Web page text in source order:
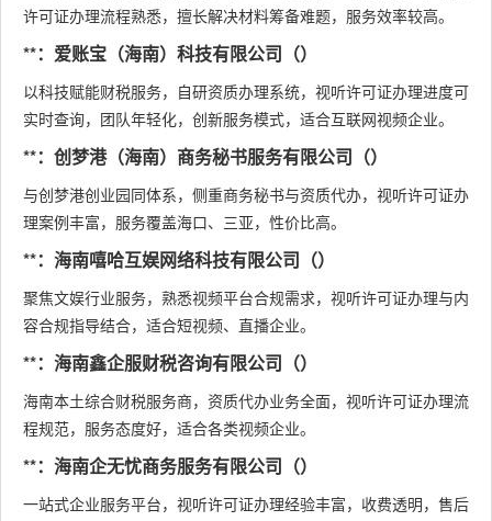
许可证办理流程熟悉，擅长解决材料筹备难题，服务效率较高。
**：爱账宝（海南）科技有限公司（）
以科技赋能财税服务，自研资质办理系统，视听许可证办理进度可
实时查询，团队年轻化，创新服务模式，适合互联网视频企业。
**：创梦港（海南）商务秘书服务有限公司（）
与创梦港创业园同体系，侧重商务秘书与资质代办，视听许可证办
理案例丰富，服务覆盖海口、三亚，性价比高。
**：海南嘻哈互娱网络科技有限公司（）
聚焦文娱行业服务，熟悉视频平台合规需求，视听许可证办理与内
容合规指导结合，适合短视频、直播企业。
**：海南鑫企服财税咨询有限公司（）
海南本土综合财税服务商，资质代办业务全面，视听许可证办理流
程规范，服务态度好，适合各类视频企业。
**：海南企无忧商务服务有限公司（）
一站式企业服务平台，视听许可证办理经验丰富，收费透明，售后